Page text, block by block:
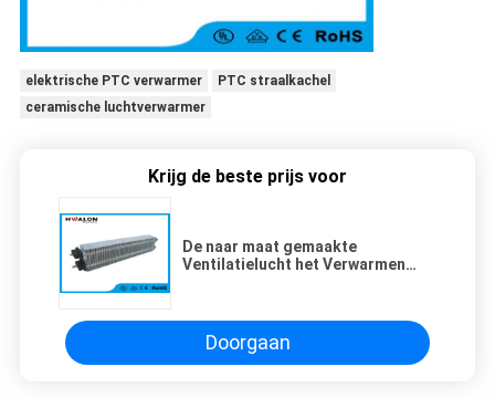
elektrische PTC verwarmer
PTC straalkachel
ceramische luchtverwarmer
Krijg de beste prijs voor
De naar maat gemaakte
Ventilatielucht het Verwarmen
Doorgaan